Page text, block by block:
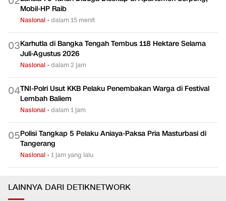
Mobil-HP Raib
Nasional •dalam 15 menit
03Karhutla di Bangka Tengah Tembus 118 Hektare Selama
Juli-Agustus 2026
Nasional •dalam 2 jam
04TNI-Polri Usut KKB Pelaku Penembakan Warga di Festival
Lembah Baliem
Nasional •dalam 1 jam
05Polisi Tangkap 5 Pelaku Aniaya-Paksa Pria Masturbasi di
Tangerang
Nasional •1 jam yang lalu
LAINNYA DARI DETIKNETWORK